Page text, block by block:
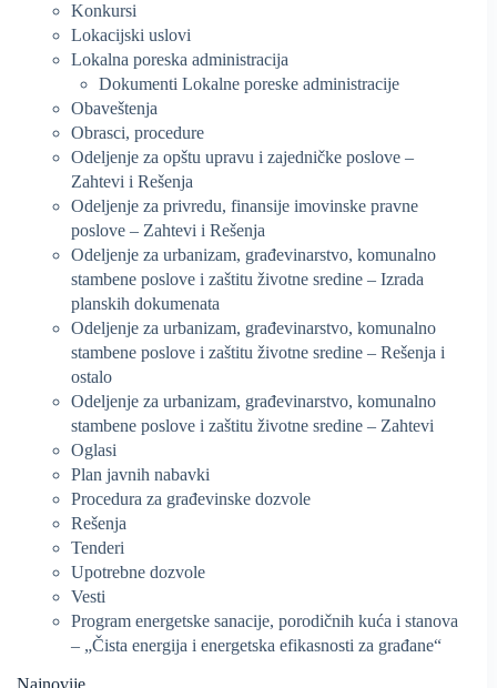
Konkursi
Lokacijski uslovi
Lokalna poreska administracija
Dokumenti Lokalne poreske administracije
Obaveštenja
Obrasci, procedure
Odeljenje za opštu upravu i zajedničke poslove –
Zahtevi i Rešenja
Odeljenje za privredu, finansije imovinske pravne
poslove – Zahtevi i Rešenja
Odeljenje za urbanizam, građevinarstvo, komunalno
stambene poslove i zaštitu životne sredine – Izrada
planskih dokumenata
Odeljenje za urbanizam, građevinarstvo, komunalno
stambene poslove i zaštitu životne sredine – Rešenja i
ostalo
Odeljenje za urbanizam, građevinarstvo, komunalno
stambene poslove i zaštitu životne sredine – Zahtevi
Oglasi
Plan javnih nabavki
Procedura za građevinske dozvole
Rešenja
Tenderi
Upotrebne dozvole
Vesti
Program energetske sanacije, porodičnih kuća i stanova
– „Čista energija i energetska efikasnosti za građane“